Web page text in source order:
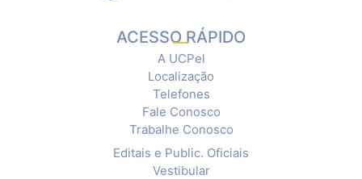
ACESSO RÁPIDO
A UCPel
Localização
Telefones
Fale Conosco
Trabalhe Conosco
Editais e Public. Oficiais
Vestibular